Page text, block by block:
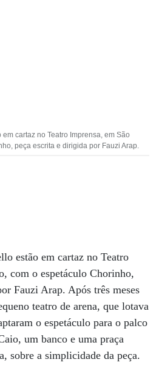
cartaz no Teatro Imprensa, em São
peça escrita e dirigida por Fauzi Arap.
estão em cartaz no Teatro
com o espetáculo Chorinho,
Fauzi Arap. Após três meses
teatro de arena, que lotava
o espetáculo para o palco
um banco e uma praça
sobre a simplicidade da peça.